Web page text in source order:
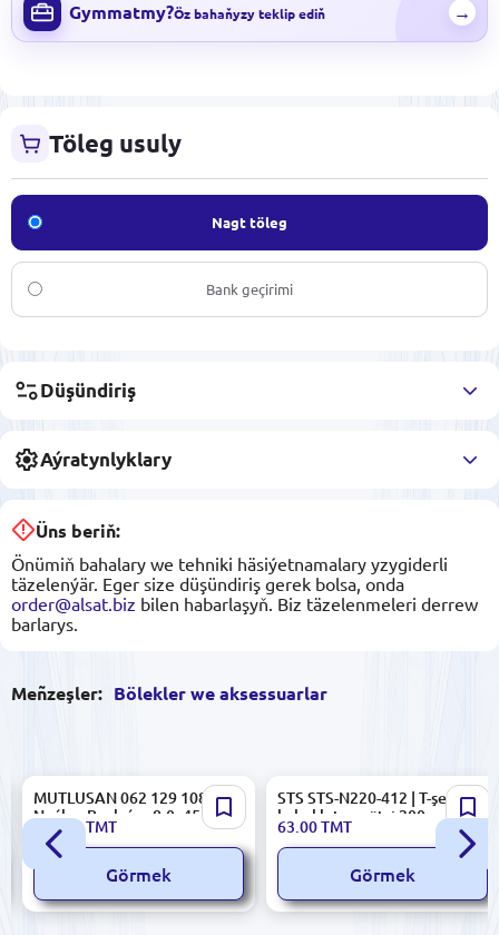
Gymmatmy?Öz bahaňyzy teklip ediň →
Töleg usuly
Nagt töleg
Bank geçirimi
Düşündiriş
Aýratynlyklary
Üns beriň:
Önümiň bahalary we tehniki häsiýetnamalary yzygiderli
täzelenýär. Eger size düşündiriş gerek bolsa, onda
order@alsat.biz bilen habarlaşyň. Biz täzelenmeleri derrew
barlarys.
Meñzeşler: Bölekler we aksessuarlar
MUTLUSAN 062 129 108450 |
Neýlon Baglaýyç 8,0x450mm
Uly Güýç
130.00TMT
Görmek
STS STS-N220-412 | T-şekilli
kabel lotogy ötri 200mm
1.5mm polat
63.00TMT
Görmek